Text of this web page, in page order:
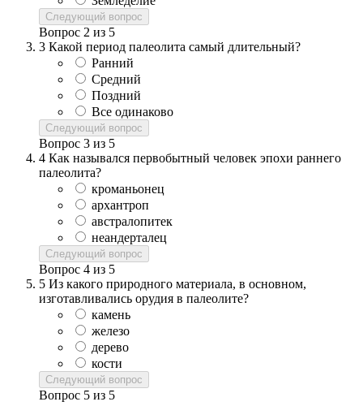
Следующий вопрос
Вопрос 2 из 5
3 Какой период палеолита самый длительный?
Ранний
Средний
Поздний
Все одинаково
Следующий вопрос
Вопрос 3 из 5
4 Как назывался первобытный человек эпохи раннего
палеолита?
кроманьонец
архантроп
австралопитек
неандерталец
Следующий вопрос
Вопрос 4 из 5
5 Из какого природного материала, в основном,
изготавливались орудия в палеолите?
камень
железо
дерево
кости
Следующий вопрос
Вопрос 5 из 5